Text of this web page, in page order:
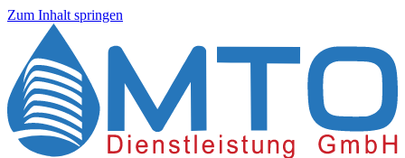
Zum Inhalt springen